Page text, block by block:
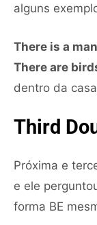
alguns
There is a
There are
dentro da
Third
Próxima e
e ele
forma BE